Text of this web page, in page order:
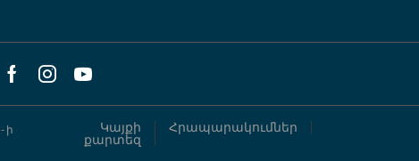
Facebook
Instagram
Youtube
- ի
Կայքի
քարտեզ
Հրապարակումներ